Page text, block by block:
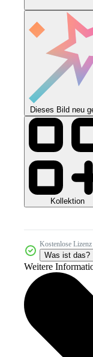
Dieses Bild neu
Kollektion
Kostenlose Lizenz
Was ist das?
Weitere